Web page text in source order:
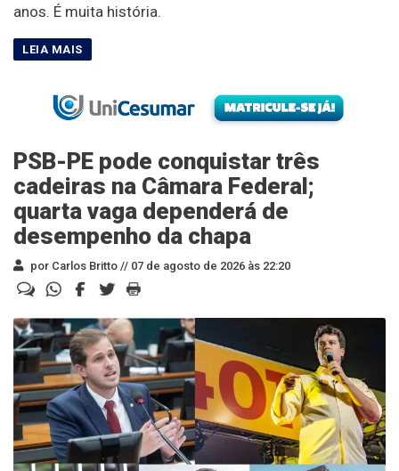
anos. É muita história.
PSB-PE pode conquistar três
cadeiras na Câmara Federal;
quarta vaga dependerá de
desempenho da chapa
por Carlos Britto // 07 de agosto de 2026 às 22:20